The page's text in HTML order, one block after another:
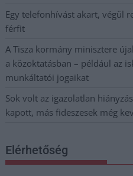
Egy telefonhívást akart, végül
férfit
A Tisza kormány minisztere
a közoktatásban – például az
munkáltatói jogaikat
Sok volt az igazolatlan
kapott, más fideszesek még
Elérhetőség